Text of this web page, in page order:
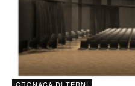
Incendio in un
7 AGOSTO 2026